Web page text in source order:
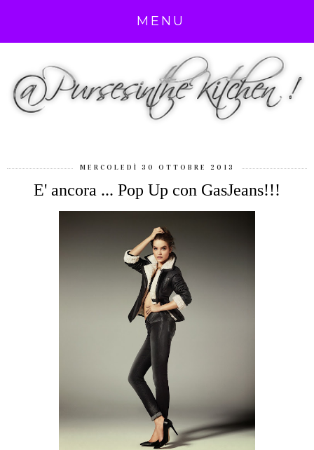
MENU
MERCOLEDÌ 30 OTTOBRE 2013
E' ancora ... Pop Up con GasJeans!!!